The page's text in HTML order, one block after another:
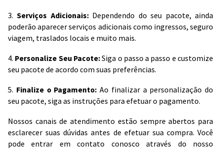
3.Serviços Adicionais:Dependendo do seu pacote, ainda
poderão aparecer serviços adicionais como ingressos, seguro
viagem, traslados locais e muito mais.
4. Personalize Seu Pacote:Siga o passo a passo e customize
seu pacote de acordo com suas preferências.
5. Finalize o Pagamento: Ao finalizar a personalização do
seu pacote, siga as instruções para efetuar o pagamento.
Nossos canais de atendimento estão sempre abertos para
esclarecer suas dúvidas antes de efetuar sua compra. Você
pode entrar em contato conosco através do nosso